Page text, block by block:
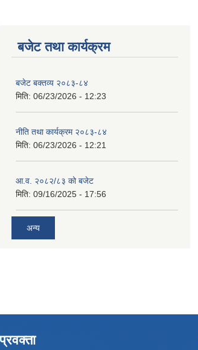
बजेट तथा कार्यक्रम
बजेट बक्तव्य २०८३-८४
मिति: 06/23/2026 - 12:23
नीति तथा कार्यक्रम २०८३-८४
मिति: 06/23/2026 - 12:21
आ.व. २०८२/८३ को बजेट
मिति: 09/16/2025 - 17:56
अन्य
प्रवक्ता